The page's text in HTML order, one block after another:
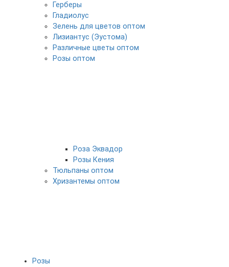
Герберы
Гладиолус
Зелень для цветов оптом
Лизиантус (Эустома)
Различные цветы оптом
Розы оптом
Роза Эквадор
Розы Кения
Тюльпаны оптом
Хризантемы оптом
Розы